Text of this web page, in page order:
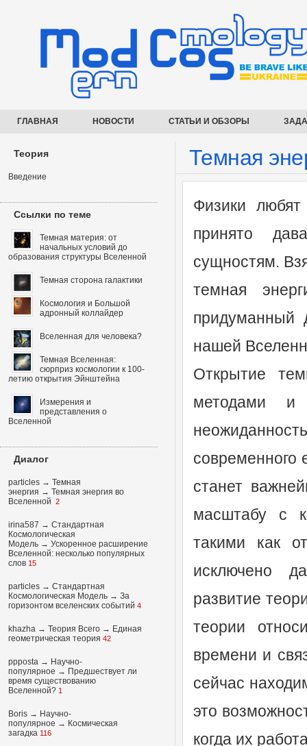
ГЛАВНАЯ НОВОСТИ СТАТЬИ И ОБЗОРЫ
Темная
Физики
принято
сущностям.
темная
придуманный
нашей
Открытие
методами и
современного
станет
масштабу с
такими как
исключено
развитие
теории
времени и
сейчас
это
когда их
Теория
Введение
Ссылки по теме
Темная материя: от
начальных условий до
образования структуры Вселенной
Темная сторона галактики
Космология и Большой
адронный коллайдер
Вселенная для человека?
Темная Вселенная:
сюрприз космологии к 100-
летию открытия Эйнштейна
Измерения и
представления о
Вселенной
Диалог
particles → Темная
энергия → Темная энергия во
Вселенной 2
irina587 → Стандартная
Космологическая
Модель → Ускоренное расширение
Вселенной: несколько популярных
слов 15
particles → Стандартная
Космологическая Модель → За
горизонтом вселенских событий 4
khazha → Теория Всего → Единая
геометрическая теория 42
ppposta → Научно-
популярное → Предшествует ли
время существованию
Вселенной? 1
Boris → Научно-
популярное → Космическая
загадка 116